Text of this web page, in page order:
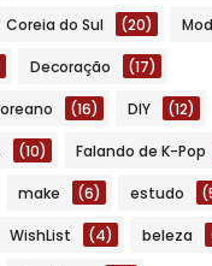
Coreia do Sul (20)
Decoração (17)
(16) DIY (12)
(10) Falando de K-Pop
make (6) estudo
WishList (4) beleza